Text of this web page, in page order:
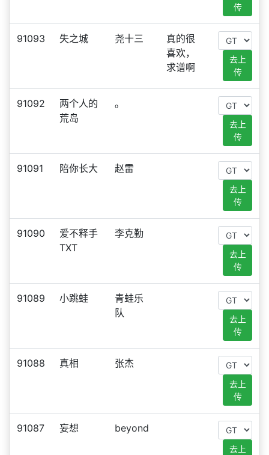
传
91093 失之城 尧十三
真的很
喜欢，
求谱啊
去上
传
91092
两个人的
荒岛
。
去上
传
91091 陪你长大 赵雷
去上
传
91090
爱不释手
TXT
李克勤
去上
传
91089 小跳蛙
青蛙乐
队
去上
传
91088 真相 张杰
去上
传
91087 妄想 beyond
去上